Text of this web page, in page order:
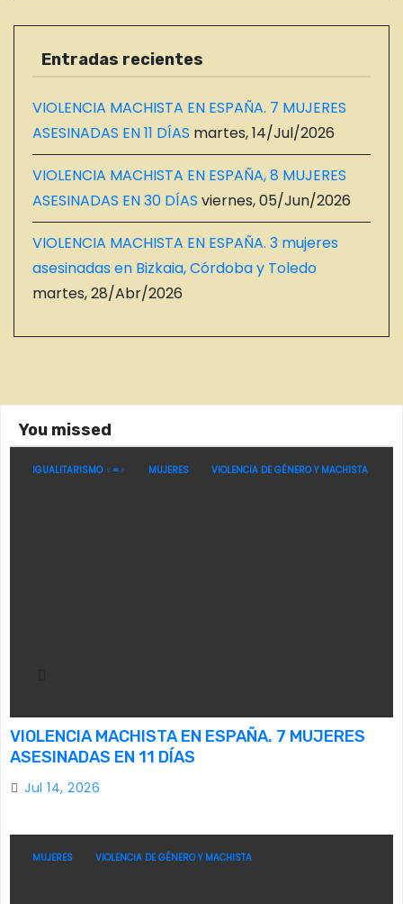
Entradas recientes
VIOLENCIA MACHISTA EN ESPAÑA. 7 MUJERES
ASESINADAS EN 11 DÍAS martes, 14/Jul/2026
VIOLENCIA MACHISTA EN ESPAÑA, 8 MUJERES
ASESINADAS EN 30 DÍAS viernes, 05/Jun/2026
VIOLENCIA MACHISTA EN ESPAÑA. 3 mujeres
asesinadas en Bizkaia, Córdoba y Toledo
martes, 28/Abr/2026
You missed
IGUALITARISMO ♀=♂ MUJERES VIOLENCIA DE GÉNERO Y MACHISTA
VIOLENCIA MACHISTA EN ESPAÑA. 7 MUJERES
ASESINADAS EN 11 DÍAS
Jul 14, 2026
MUJERES VIOLENCIA DE GÉNERO Y MACHISTA